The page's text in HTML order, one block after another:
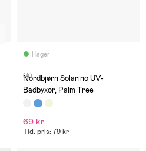
I lager
(4)
Nordbjørn Solarino UV-
Badbyxor, Palm Tree
69 kr
Tid. pris: 79 kr